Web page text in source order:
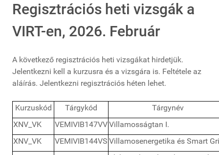
Regisztrációs heti vizsgák a
VIRT-en, 2026. Február
A következő regisztrációs heti vizsgákat hirdetjük.
Jelentkezni kell a kurzusra és a vizsgára is. Feltétele az
aláírás. Jelentkezni regisztrációs héten lehet.
Kurzuskód Tárgykód
Tárgynév
XNV_VK
VEMIVIB147VVVillamosságtan I.
XNV_VK
VEMIVIB144VS Villamosenergetika és Smart